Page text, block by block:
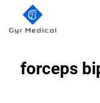
forceps